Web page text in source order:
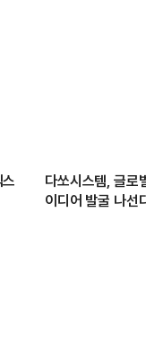
다쏘시스템, 글로
이디어 발굴 나선